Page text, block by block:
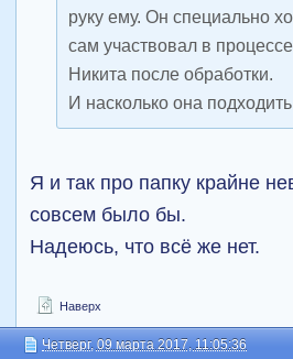
руку ему. Он специально
сам участвовал в
Никита после обработки.
И насколько она
Я и так про папку крайне
совсем было бы.
Надеюсь, что всё же нет.
Наверх
Четверг, 09 марта 2017, 11:05:36